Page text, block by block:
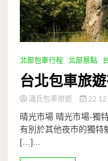
北部包車行程 北部景點
台北包車旅
潘氏包車旅遊 22 12
晴光市場 晴光市場-獨
有別於其他夜市的獨特
[…]...